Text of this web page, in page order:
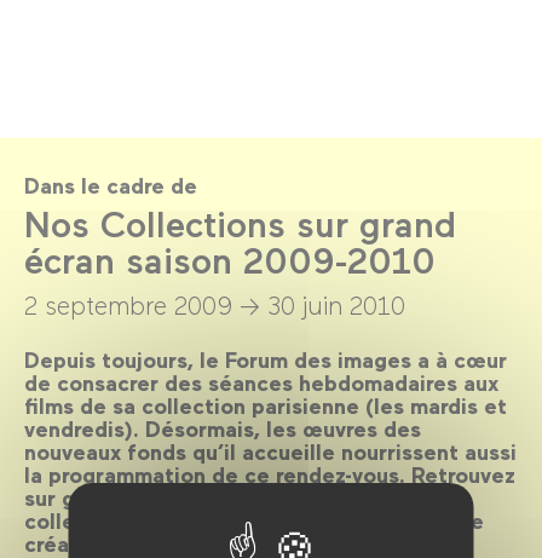
Dans le cadre de
Nos Collections sur grand
écran saison 2009-2010
2 septembre 2009 → 30 juin 2010
Depuis toujours, le Forum des images a à cœur
de consacrer des séances hebdomadaires aux
films de sa collection parisienne (les mardis et
vendredis). Désormais, les œuvres des
nouveaux fonds qu’il accueille nourrissent aussi
la programmation de ce rendez-vous. Retrouvez
sur grand écran les milliers de films des
collections, des grands classiques à la jeune
création.